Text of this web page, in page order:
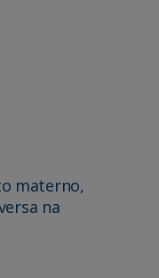
materno,
na